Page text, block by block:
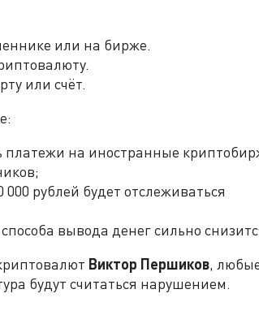
или на бирже.
или счёт.
платежи на иностранные
рублей будет отслеживаться
вывода денег сильно
Виктор Першиков,
будут считаться нарушением.